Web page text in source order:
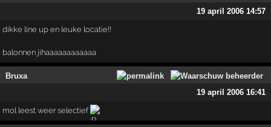
19 april 2006 14:57
dikke line up en leuke locatie!!
balonnen jihaaaaaaaaaaaa
Bruxa
19 april 2006 16:41
mol leest weer selectief